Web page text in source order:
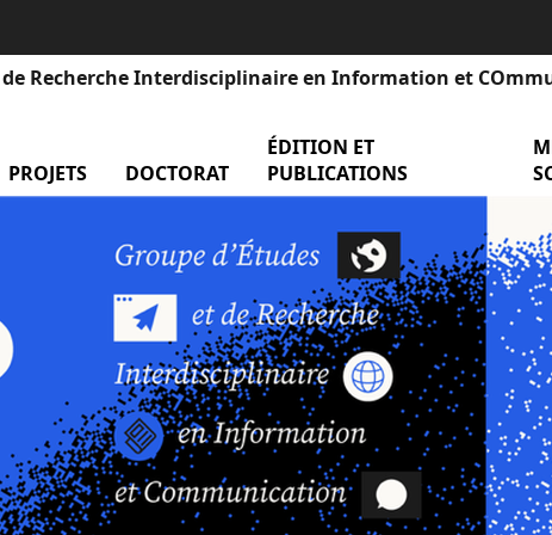
de Recherche Interdisciplinaire en Information et
menu Événements
PROJETS menu Projets
DOCTORAT menu Doctorat
ÉDITION ET
PUBLICATIONS